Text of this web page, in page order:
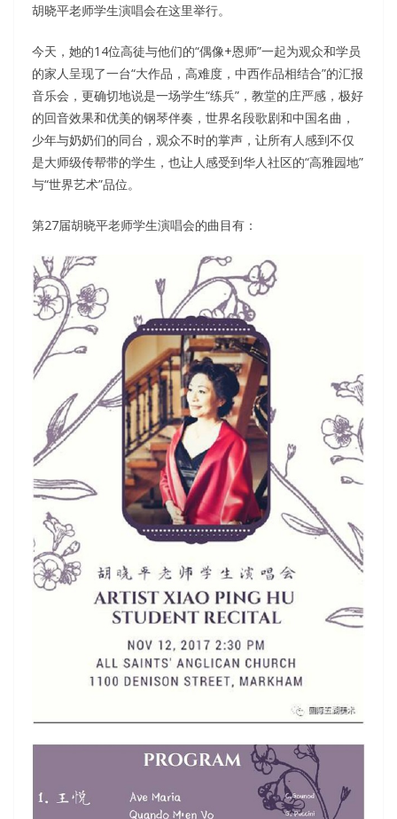
胡晓平老师学生演唱会在这里举行。
今天，她的14位高徒与他们的“偶像+恩师”一起为观众和学员
的家人呈现了一台“大作品，高难度，中西作品相结合”的汇报
音乐会，更确切地说是一场学生“练兵”，教堂的庄严感，极好
的回音效果和优美的钢琴伴奏，世界名段歌剧和中国名曲，
少年与奶奶们的同台，观众不时的掌声，让所有人感到不仅
是大师级传帮带的学生，也让人感受到华人社区的“高雅园地”
与“世界艺术”品位。
第27届胡晓平老师学生演唱会的曲目有：